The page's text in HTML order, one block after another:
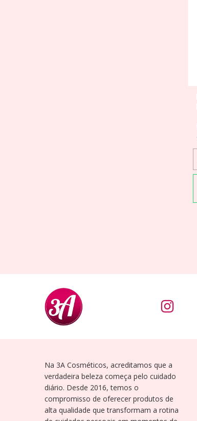
Na 3A Cosméticos, acreditamos que a
verdadeira beleza começa pelo cuidado
diário. Desde 2016, temos o
compromisso de oferecer produtos de
alta qualidade que transformam a rotina